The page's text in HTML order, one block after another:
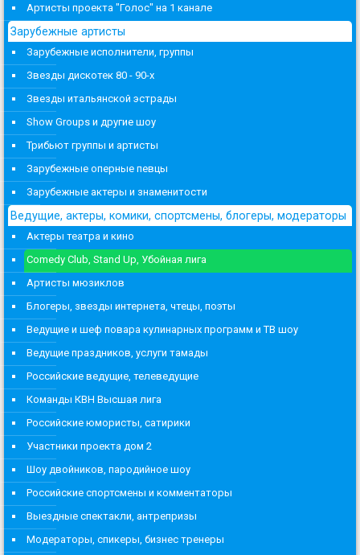
Артисты проекта "Голос" на 1 канале
Зарубежные артисты
Зарубежные исполнители, группы
Звезды дискотек 80 - 90-х
Звезды итальянской эстрады
Show Groups и другие шоу
Трибьют группы и артисты
Зарубежные оперные певцы
Зарубежные актеры и знаменитости
Ведущие, актеры, комики, спортсмены, блогеры, модераторы
Актеры театра и кино
Comedy Club, Stand Up, Убойная лига
Артисты мюзиклов
Блогеры, звезды интернета, чтецы, поэты
Ведущие и шеф повара кулинарных программ и ТВ шоу
Ведущие праздников, услуги тамады
Российские ведущие, телеведущие
Команды КВН Высшая лига
Российские юмористы, сатирики
Участники проекта дом 2
Шоу двойников, пародийное шоу
Российские спортсмены и комментаторы
Выездные спектакли, антрепризы
Модераторы, спикеры, бизнес тренеры